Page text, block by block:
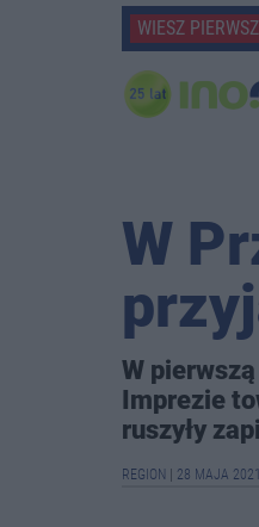
WIESZ
W
W
Imprezie
ruszyły
REGION 28 MAJA